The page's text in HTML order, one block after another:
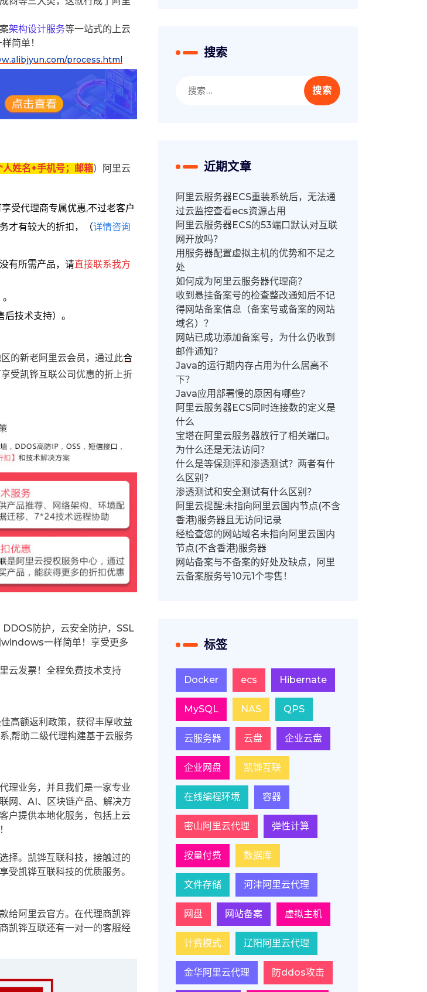
架构设计服务等一站式的上云
简单！
process.html
姓名+手机号；邮箱）阿里云
受代理商专属优惠,不过老客户
才有较大的折扣，
（详情咨询
有所需产品，请直接联系我方
后技术支持）。
的新老阿里云会员，通过此合
受凯铧互联公司优惠的折上折
防护，云安全防护，SSL
一样简单！享受更多
云发票！全程免费技术支持
高额返利政策，获得丰厚收益
,帮助二级代理构建基于云服务
理业务，并且我们是一家专业
网、AI、区块链产品、解决方
户提供本地化服务，包括上云
择。凯铧互联科技，接触过的
受凯铧互联科技的优质服务。
给阿里云官方。在代理商凯铧
凯铧互联还有一对一的客服经
搜索
索：
近期文章
阿里云服务器ECS重装系统后，无法通
过云监控查看ecs资源占用
阿里云服务器ECS的53端口默认对互联
网开放吗？
用服务器配置虚拟主机的优势和不足之
处
如何成为阿里云服务器代理商？
收到悬挂备案号的检查整改通知后不记
得网站备案信息（备案号或备案的网站
域名）？
网站已成功添加备案号，为什么仍收到
邮件通知？
Java的运行期内存占用为什么居高不
下？
Java应用部署慢的原因有哪些？
阿里云服务器ECS同时连接数的定义是
什么
宝塔在阿里云服务器放行了相关端口。
为什么还是无法访问？
什么是等保测评和渗透测试？两者有什
么区别？
渗透测试和安全测试有什么区别？
阿里云提醒:未指向阿里云国内节点(不含
香港)服务器且无访问记录
经检查您的网站域名未指向阿里云国内
节点(不含香港)服务器
网站备案与不备案的好处及缺点，阿里
云备案服务号10元1个零售！
标签
Docker ecs Hibernate
MySQL NAS QPS
云服务器 云盘 企业云盘
企业网盘 凯铧互联
在线编程环境 容器
密山阿里云代理 弹性计算
按量付费 数据库
文件存储 河津阿里云代理
网盘 网站备案 虚拟主机
计费模式 辽阳阿里云代理
金华阿里云代理 防ddos攻击